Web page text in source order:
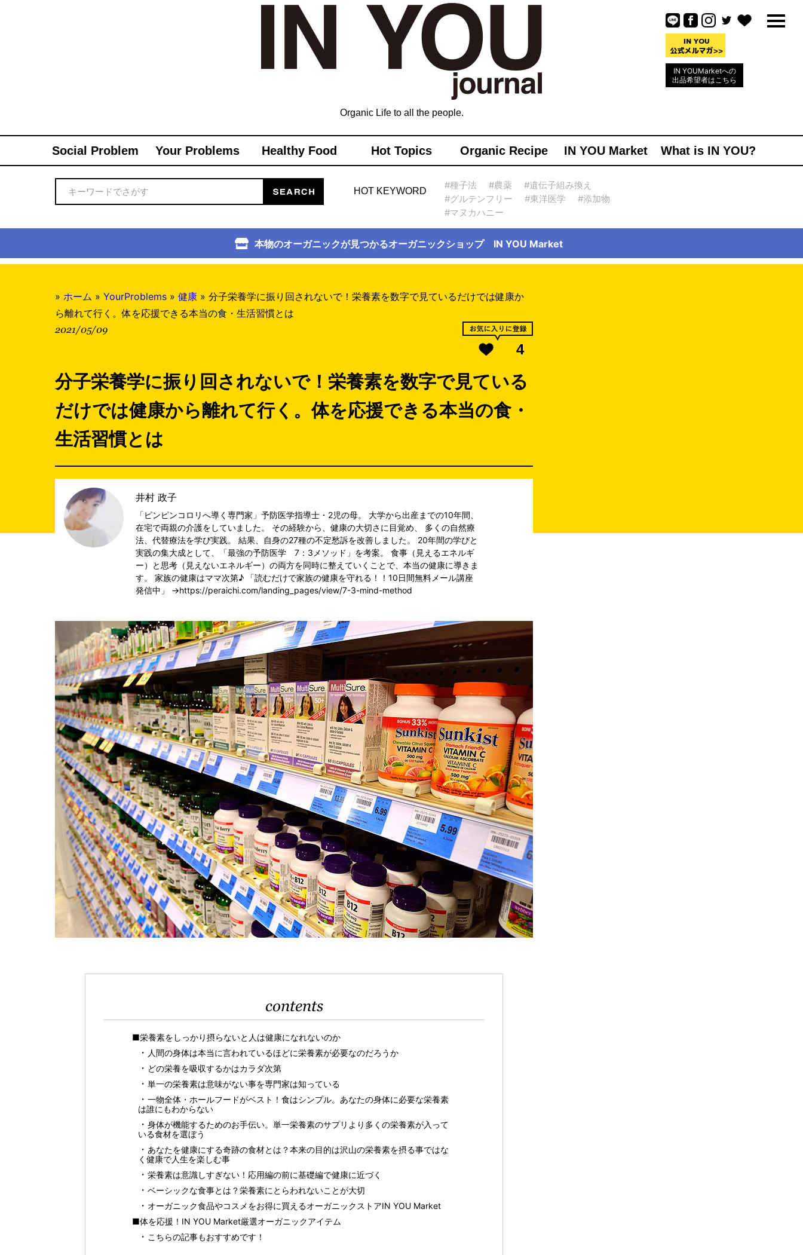
IN YOUMarketへの
出品希望者はこちら
Organic Life to all the people.
Social Problem Your Problems Healthy Food Hot Topics Organic Recipe IN YOU Market What is IN YOU?
HOT KEYWORD
#種子法 #農薬
#遺伝子組み換え
#グルテンフリー
#東洋医学
#添加物
#マヌカハニー
本物のオーガニックが見つかるオーガニックショップ IN YOU Market
» ホーム » YourProblems » 健康 » 分子栄養学に振り回されないで！栄養素を数字で見ているだけでは健康か
ら離れて行く。体を応援できる本当の食・生活習慣とは
2021/05/09
4
分子栄養学に振り回されないで！栄養素を数字で見ている
だけでは健康から離れて行く。体を応援できる本当の食・
生活習慣とは
井村 政子
「ピンピンコロリへ導く専門家」予防医学指導士・2児の母。 大学から出産までの10年間、
在宅で両親の介護をしていました。 その経験から、健康の大切さに目覚め、 多くの自然療
法、代替療法を学び実践。 結果、自身の27種の不定愁訴を改善しました。 20年間の学びと
実践の集大成として、「最強の予防医学 7：3メソッド」を考案。 食事（見えるエネルギ
ー）と思考（見えないエネルギー）の両方を同時に整えていくことで、本当の健康に導きま
す。 家族の健康はママ次第♪ 「読むだけで家族の健康を守れる！！10日間無料メール講座
発信中」 →https://peraichi.com/landing_pages/view/7-3-mind-method
contents
■栄養素をしっかり摂らないと人は健康になれないのか
人間の身体は本当に言われているほどに栄養素が必要なのだろうか
どの栄養を吸収するかはカラダ次第
単一の栄養素は意味がない事を専門家は知っている
一物全体・ホールフードがベスト！食はシンプル。あなたの身体に必要な栄養素
は誰にもわからない
身体が機能するためのお手伝い。単一栄養素のサプリより多くの栄養素が入って
いる食材を選ぼう
あなたを健康にする奇跡の食材とは？本来の目的は沢山の栄養素を摂る事ではな
く健康で人生を楽しむ事
栄養素は意識しすぎない！応用編の前に基礎編で健康に近づく
ベーシックな食事とは？栄養素にとらわれないことが大切
オーガニック食品やコスメをお得に買えるオーガニックストアIN YOU Market
■体を応援！IN YOU Market厳選オーガニックアイテム
こちらの記事もおすすめです！